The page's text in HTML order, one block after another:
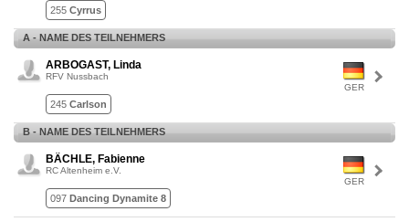
255 Cyrrus
A - NAME DES TEILNEHMERS
GER
ARBOGAST, Linda
RFV Nussbach
245 Carlson
B - NAME DES TEILNEHMERS
GER
BÄCHLE, Fabienne
RC Altenheim e.V.
097 Dancing Dynamite 8